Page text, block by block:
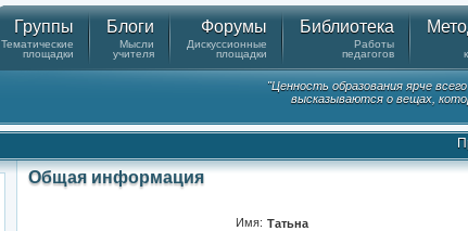
Группы
Тематические
площадки
Блоги
Мысли
учителя
Форумы
Дискуссионные
площадки
Библиотека
Работы
педагогов
"Ценность образования ярче
высказываются о вещах,
Общая информация
Имя: Татьна